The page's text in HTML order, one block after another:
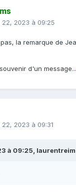
22, 2023 à 09:25
la remarque de
d'un message...
22, 2023 à 09:31
à 09:25,